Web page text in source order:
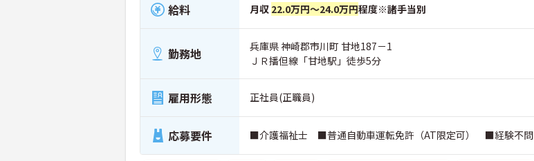
給料 月収 22.0万円～24.0万円程度※諸手当別
勤務地
兵庫県 神崎郡市川町 甘地187－1
ＪＲ播但線「甘地駅」徒歩5分
雇用形態 正社員(正職員)
応募要件 ■介護福祉士 ■普通自動車運転免許（AT限定可） ■経験不問